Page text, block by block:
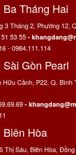
Tháng Hai
3 Tháng 2, Phường 12,
53 55 -
- 0984.111.114
Gòn Pearl
Hữu Cảnh, P22, Q. Bình
-
Hòa
Thị Sáu, Biên Hòa,